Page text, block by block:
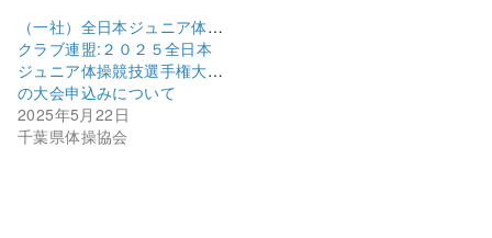
（一社）全日本ジュニア体操
クラブ連盟:２０２５全日本
ジュニア体操競技選手権大会
の大会申込みについて
2025年5月22日
千葉県体操協会